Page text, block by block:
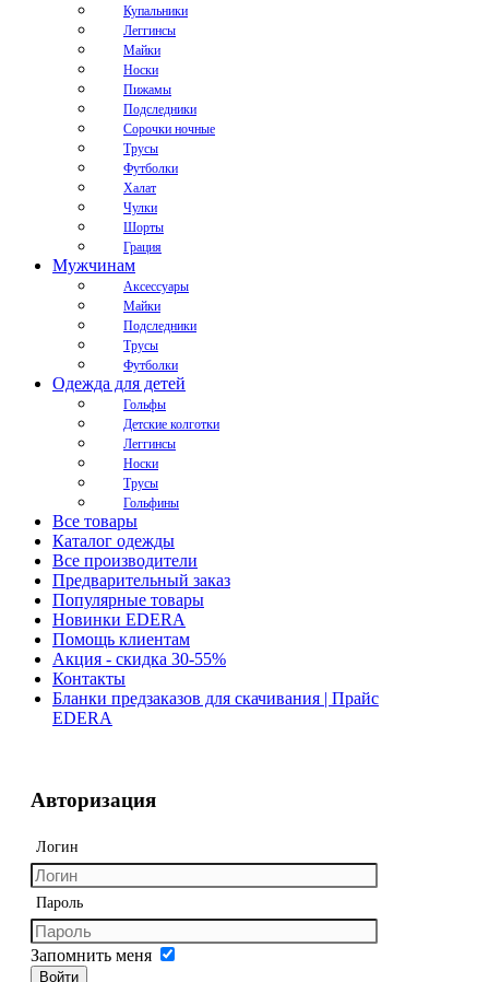
Купальники
Леггинсы
Майки
Носки
Пижамы
Подследники
Сорочки ночные
Трусы
Футболки
Халат
Чулки
Шорты
Грация
Мужчинам
Аксессуары
Майки
Подследники
Трусы
Футболки
Одежда для детей
Гольфы
Детские колготки
Леггинсы
Носки
Трусы
Гольфины
Все товары
Каталог одежды
Все производители
Предварительный заказ
Популярные товары
Новинки EDERA
Помощь клиентам
Акция - скидка 30-55%
Контакты
Бланки предзаказов для скачивания | Прайс
EDERA
Авторизация
Логин
Пароль
Запомнить меня
Войти